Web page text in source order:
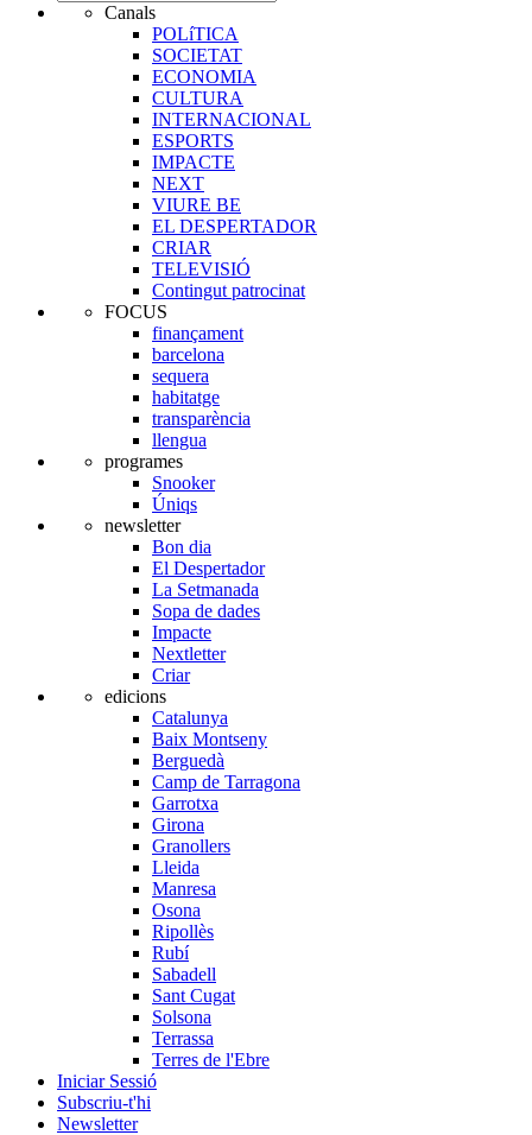
Canals
POLíTICA
SOCIETAT
ECONOMIA
CULTURA
INTERNACIONAL
ESPORTS
IMPACTE
NEXT
VIURE BE
EL DESPERTADOR
CRIAR
TELEVISIÓ
Contingut patrocinat
FOCUS
finançament
barcelona
sequera
habitatge
transparència
llengua
programes
Snooker
Úniqs
newsletter
Bon dia
El Despertador
La Setmanada
Sopa de dades
Impacte
Nextletter
Criar
edicions
Catalunya
Baix Montseny
Berguedà
Camp de Tarragona
Garrotxa
Girona
Granollers
Lleida
Manresa
Osona
Ripollès
Rubí
Sabadell
Sant Cugat
Solsona
Terrassa
Terres de l'Ebre
Iniciar Sessió
Subscriu-t'hi
Newsletter